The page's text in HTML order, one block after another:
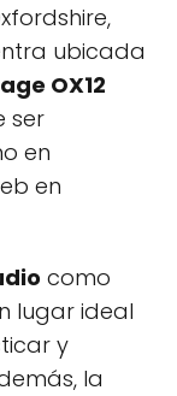
ubicada
OX12
ser
en
en
como
lugar ideal
y
la